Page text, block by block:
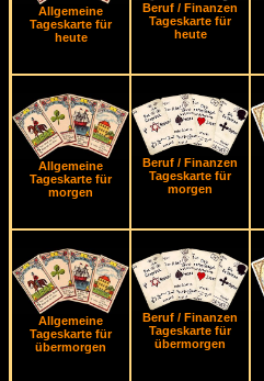
Allgemeine
Tageskarte für
heute
Beruf / Finanzen
Tageskarte für
heute
Allgemeine
Tageskarte für
morgen
Beruf / Finanzen
Tageskarte für
morgen
Allgemeine
Tageskarte für
übermorgen
Beruf / Finanzen
Tageskarte für
übermorgen